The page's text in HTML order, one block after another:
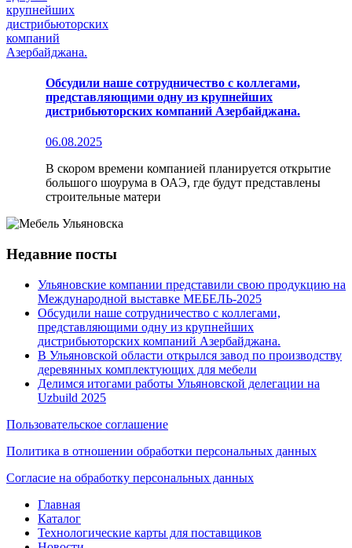
Обсудили наше сотрудничество с коллегами,
представляющими одну из крупнейших
дистрибьюторских компаний Азербайджана.
06.08.2025
В скором времени компанией планируется открытие
большого шоурума в ОАЭ, где будут представлены
строительные матери
Недавние посты
Ульяновские компании представили свою продукцию на
Международной выставке МЕБЕЛЬ-2025
Обсудили наше сотрудничество с коллегами,
представляющими одну из крупнейших
дистрибьюторских компаний Азербайджана.
В Ульяновской области открылся завод по производству
деревянных комплектующих для мебели
Делимся итогами работы Ульяновской делегации на
Uzbuild 2025
Пользовательское соглашение
Политика в отношении обработки персональных данных
Согласие на обработку персональных данных
Главная
Каталог
Технологические карты для поставщиков